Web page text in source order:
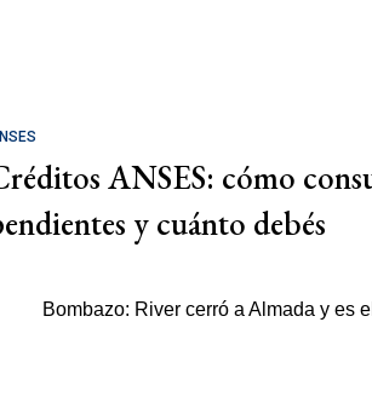
ANSES: cómo
y cuánto debés